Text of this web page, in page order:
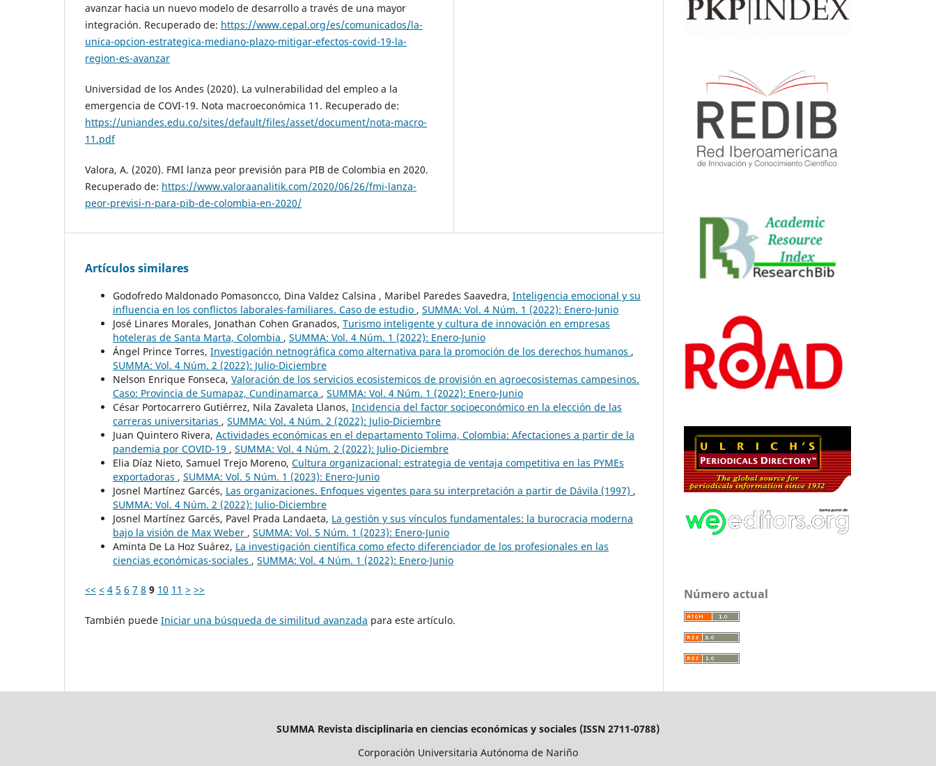
avanzar hacia un nuevo modelo de desarrollo a través de una mayor
integración. Recuperado de: https://www.cepal.org/es/comunicados/la-
unica-opcion-estrategica-mediano-plazo-mitigar-efectos-covid-19-la-
region-es-avanzar
Universidad de los Andes (2020). La vulnerabilidad del empleo a la
emergencia de COVI-19. Nota macroeconómica 11. Recuperado de:
https://uniandes.edu.co/sites/default/files/asset/document/nota-macro-
11.pdf
Valora, A. (2020). FMI lanza peor previsión para PIB de Colombia en 2020.
Recuperado de: https://www.valoraanalitik.com/2020/06/26/fmi-lanza-
peor-previsi-n-para-pib-de-colombia-en-2020/
Artículos similares
Godofredo Maldonado Pomasoncco, Dina Valdez Calsina , Maribel Paredes Saavedra, Inteligencia emocional y su
influencia en los conflictos laborales-familiares. Caso de estudio , SUMMA: Vol. 4 Núm. 1 (2022): Enero-Junio
José Linares Morales, Jonathan Cohen Granados, Turismo inteligente y cultura de innovación en empresas
hoteleras de Santa Marta, Colombia , SUMMA: Vol. 4 Núm. 1 (2022): Enero-Junio
Ángel Prince Torres, Investigación netnográfica como alternativa para la promoción de los derechos humanos ,
SUMMA: Vol. 4 Núm. 2 (2022): Julio-Diciembre
Nelson Enrique Fonseca, Valoración de los servicios ecosistemicos de provisión en agroecosistemas campesinos.
Caso: Provincia de Sumapaz, Cundinamarca , SUMMA: Vol. 4 Núm. 1 (2022): Enero-Junio
César Portocarrero Gutiérrez, Nila Zavaleta Llanos, Incidencia del factor socioeconómico en la elección de las
carreras universitarias , SUMMA: Vol. 4 Núm. 2 (2022): Julio-Diciembre
Juan Quintero Rivera, Actividades económicas en el departamento Tolima, Colombia: Afectaciones a partir de la
pandemia por COVID-19 , SUMMA: Vol. 4 Núm. 2 (2022): Julio-Diciembre
Elia Díaz Nieto, Samuel Trejo Moreno, Cultura organizacional: estrategia de ventaja competitiva en las PYMEs
exportadoras , SUMMA: Vol. 5 Núm. 1 (2023): Enero-Junio
Josnel Martínez Garcés, Las organizaciones. Enfoques vigentes para su interpretación a partir de Dávila (1997) ,
SUMMA: Vol. 4 Núm. 2 (2022): Julio-Diciembre
Josnel Martínez Garcés, Pavel Prada Landaeta, La gestión y sus vínculos fundamentales: la burocracia moderna
bajo la visión de Max Weber , SUMMA: Vol. 5 Núm. 1 (2023): Enero-Junio
Aminta De La Hoz Suárez, La investigación científica como efecto diferenciador de los profesionales en las
ciencias económicas-sociales , SUMMA: Vol. 4 Núm. 1 (2022): Enero-Junio
<< < 4 5 6 7 8 9 10 11 > >>
También puede Iniciar una búsqueda de similitud avanzada para este artículo.
Número actual
SUMMA Revista disciplinaria en ciencias económicas y sociales (ISSN 2711-0788)
Corporación Universitaria Autónoma de Nariño